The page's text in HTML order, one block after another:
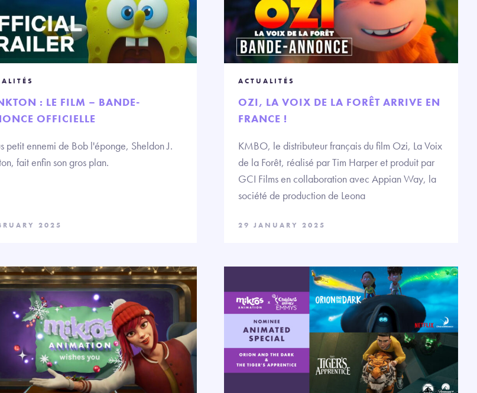
: LE FILM – BANDE-
OFFICIELLE
petit ennemi de Bob l'éponge, Sheldon J.
fait enfin son gros plan.
2025
ACTUALITÉS
OZI, LA VOIX DE LA FORÊT ARRIVE EN
FRANCE !
KMBO, le distributeur français du film Ozi, La Voix
de la Forêt, réalisé par Tim Harper et produit par
GCI Films en collaboration avec Appian Way, la
société de production de Leona
29 JANUARY 2025